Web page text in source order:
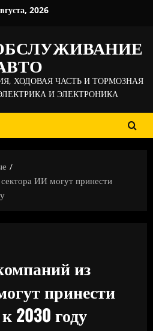
2026
ХОДОВАЯ ЧАСТЬ И ТОРМОЗНАЯ
И ЭЛЕКТРОНИКА
ИИ могут принести
из
принести
2030 году